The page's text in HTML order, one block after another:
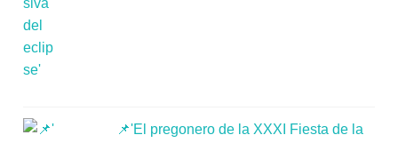
📌'El pregonero de la XXXI Fiesta de la